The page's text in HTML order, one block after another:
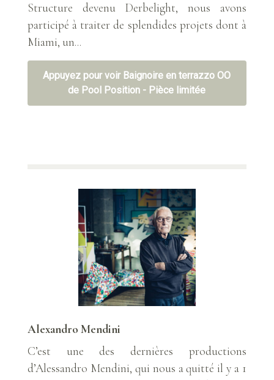
Structure devenu Derbelight, nous avons
participé à traiter de splendides projets dont à
Miami, un...
Appuyez pour voir Baignoire en terrazzo OO
de Pool Position - Pièce limitée
Alexandro Mendini
C’est une des dernières productions
d’Alessandro Mendini, qui nous a quitté il y a 1